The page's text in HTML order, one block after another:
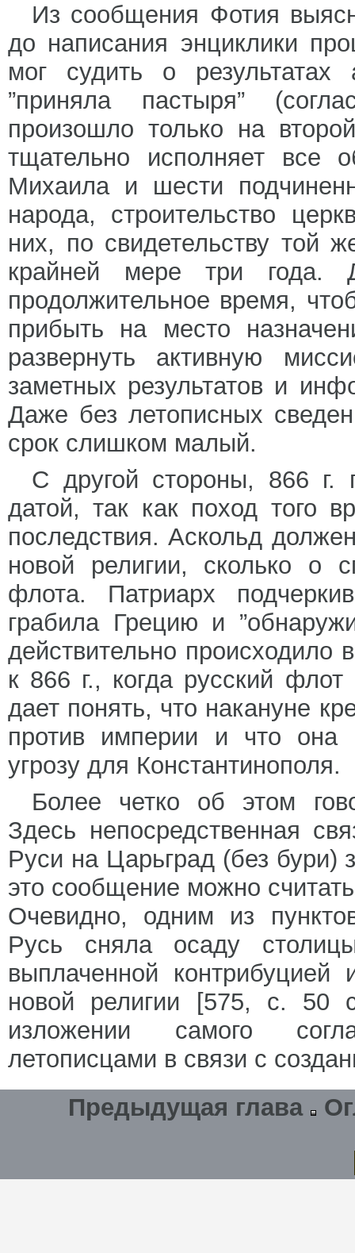
Из сообщения Фотия
до написания энциклики
мог судить о
”приняла пастыря”
произошло только на
тщательно исполняет все
Михаила и шести
народа, строительство
них, по свидетельству той
крайней мере три года.
продолжительное время,
прибыть на место
развернуть активную
заметных результатов и
Даже без летописных
срок слишком малый.
С другой стороны, 866 г.
датой, так как поход того
последствия. Аскольд
новой религии, сколько о
флота. Патриарх
грабила Грецию и
действительно происходило
к 866 г., когда русский
дает понять, что накануне
против империи и что она
угрозу для Константинополя.
Более четко об этом
Здесь непосредственная
Руси на Царьград (без бури)
это сообщение можно
Очевидно, одним из
Русь сняла осаду
выплаченной
новой религии [575, с.
изложении самого
летописцами в связи с
Предыдущая глава